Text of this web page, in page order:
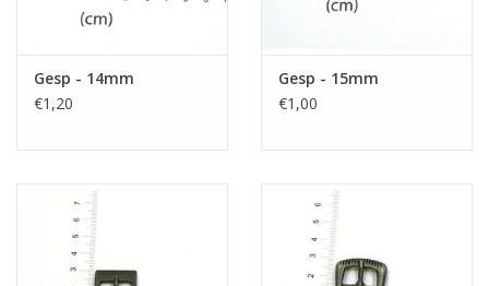
Gesp - 14mm
€1,20
Gesp - 15mm
€1,00